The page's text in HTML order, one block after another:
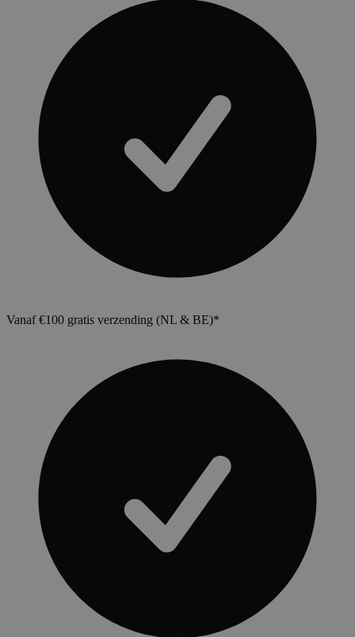
Vanaf €100 gratis verzending (NL & BE)*